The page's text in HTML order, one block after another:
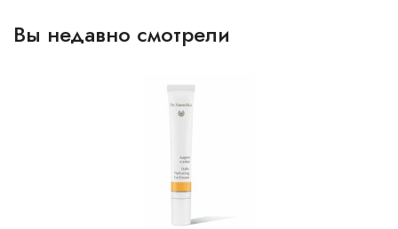
Вы недавно смотрели